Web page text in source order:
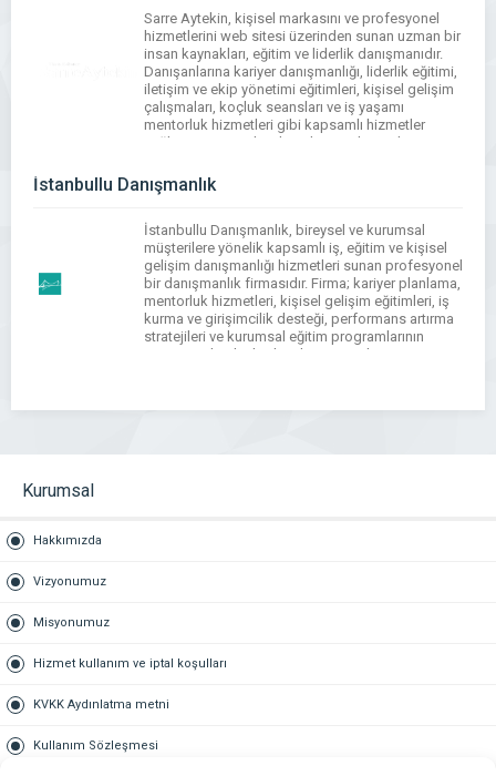
Sarre Aytekin, kişisel markasını ve profesyonel
hizmetlerini web sitesi üzerinden sunan uzman bir
insan kaynakları, eğitim ve liderlik danışmanıdır.
Danışanlarına kariyer danışmanlığı, liderlik eğitimi,
iletişim ve ekip yönetimi eğitimleri, kişisel gelişim
çalışmaları, koçluk seansları ve iş yaşamı
mentorluk hizmetleri gibi kapsamlı hizmetler
sağlar. Sarre Aytekin, bireylerin ve kurumların
İstanbullu Danışmanlık
İstanbullu Danışmanlık, bireysel ve kurumsal
müşterilere yönelik kapsamlı iş, eğitim ve kişisel
gelişim danışmanlığı hizmetleri sunan profesyonel
bir danışmanlık firmasıdır. Firma; kariyer planlama,
mentorluk hizmetleri, kişisel gelişim eğitimleri, iş
kurma ve girişimcilik desteği, performans artırma
stratejileri ve kurumsal eğitim programlarının
tasarımı gibi alanlarda etkin çözümler üretir.
Kurumsal
Hakkımızda
Vizyonumuz
Misyonumuz
Hizmet kullanım ve iptal koşulları
KVKK Aydınlatma metni
Kullanım Sözleşmesi